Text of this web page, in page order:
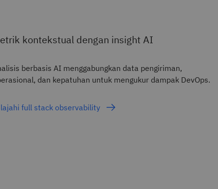
kontekstual dengan insight AI
berbasis AI menggabungkan data pengiriman,
dan kepatuhan untuk mengukur dampak DevOps.
full stack observability